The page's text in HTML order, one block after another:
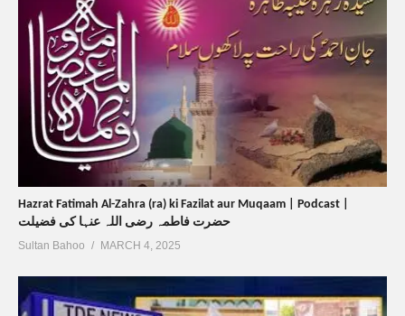
Hazrat Fatimah Al-Zahra (ra) ki Fazilat aur Muqaam | Podcast |
حضرت فاطمہ رضی اللہ عنہا کی فضیلت
Sultan Bahoo MARCH 4, 2025